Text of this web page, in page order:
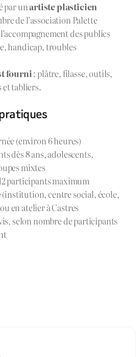
par unartiste plasticien
de l’association Palette
des publics
handicap, troubles
fourni: plâtre, filasse, outils,
et tabliers.
(environ 6 heures)
dès 8 ans, adolescents,
mixtes
participants maximum
(institution, centre social, école,
en atelier à Castres
selon nombre de participants